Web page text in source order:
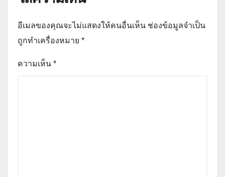
อีเมลของคุณจะไม่แสดงให้คนอื่นเห็น ช่องข้อมูลจำเป็น
ถูกทำเครื่องหมาย *
ความเห็น *